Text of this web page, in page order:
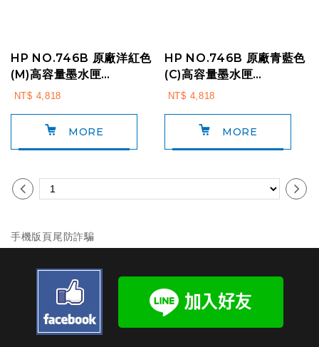
HP NO.746B 原廠洋紅色
(M)高容量墨水匣
3WX37A (300ml)
NT$ 4,818
MORE
HP NO.746B 原廠青藍色
(C)高容量墨水匣
3WX36A (300ml)
NT$ 4,818
MORE
手機版頁尾防詐騙